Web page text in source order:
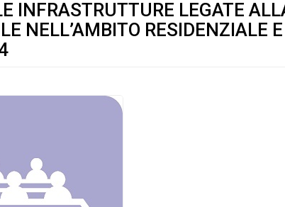
INFRASTRUTTURE LEGATE
NELL’AMBITO RESIDENZIALE